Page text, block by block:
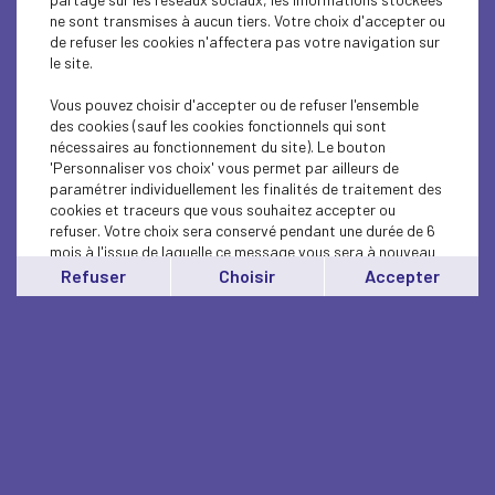
ne sont transmises à aucun tiers. Votre choix d'accepter ou
de refuser les cookies n'affectera pas votre navigation sur
le site.
Vous pouvez choisir d'accepter ou de refuser l'ensemble
des cookies (sauf les cookies fonctionnels qui sont
nécessaires au fonctionnement du site). Le bouton
'Personnaliser vos choix' vous permet par ailleurs de
paramétrer individuellement les finalités de traitement des
cookies et traceurs que vous souhaitez accepter ou
refuser. Votre choix sera conservé pendant une durée de 6
mois à l'issue de laquelle ce message vous sera à nouveau
affiché..
Vous pouvez modifier votre choix à tout moment en
Refuser Choisir Accepter